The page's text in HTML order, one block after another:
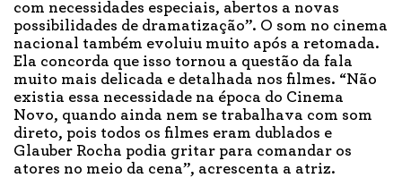
com necessidades especiais, abertos a novas
possibilidades de dramatização”. O som no cinema
nacional também evoluiu muito após a retomada.
Ela concorda que isso tornou a questão da fala
muito mais delicada e detalhada nos filmes. “Não
existia essa necessidade na época do Cinema
Novo, quando ainda nem se trabalhava com som
direto, pois todos os filmes eram dublados e
Glauber Rocha podia gritar para comandar os
atores no meio da cena”, acrescenta a atriz.